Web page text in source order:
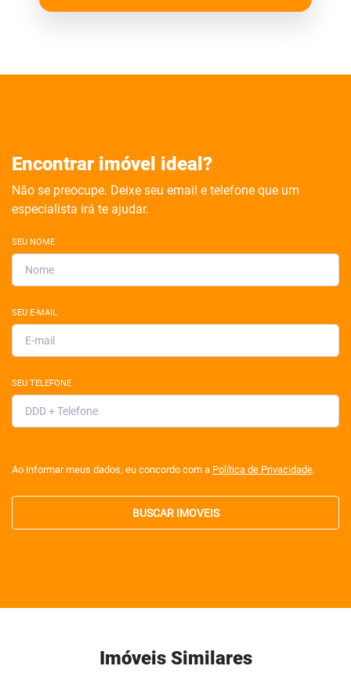
Encontrar imóvel ideal?
Não se preocupe. Deixe seu email e telefone que um
especialista irá te ajudar.
SEU NOME
SEU E-MAIL
SEU TELEFONE
Ao informar meus dados, eu concordo com a Política de Privacidade.
BUSCAR IMOVEIS
Imóveis Similares